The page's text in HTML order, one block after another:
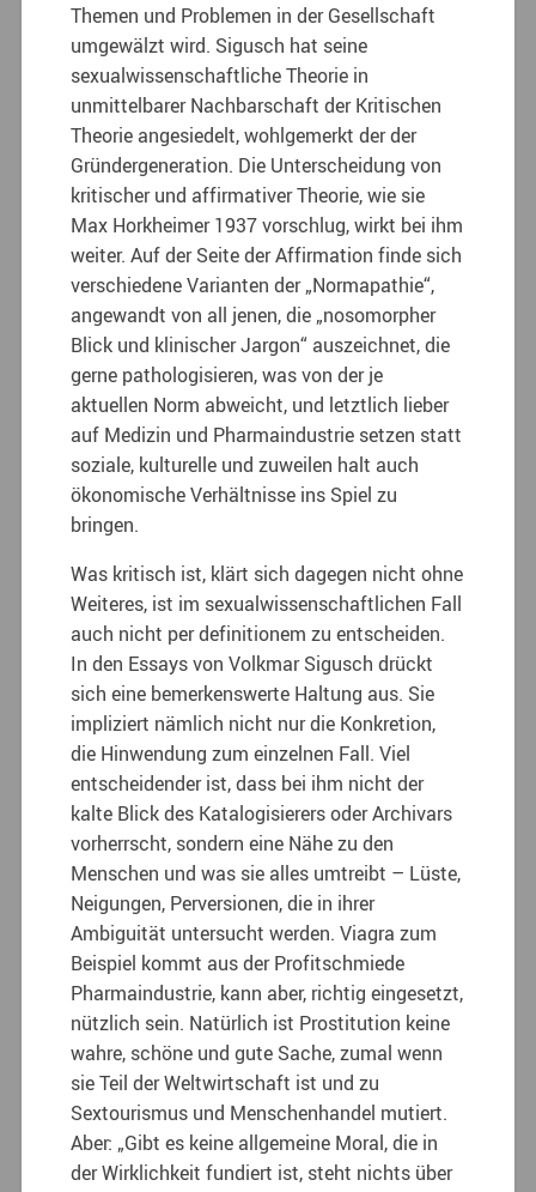
Themen und Problemen in der Gesellschaft
umgewälzt wird. Sigusch hat seine
sexualwissenschaftliche Theorie in
unmittelbarer Nachbarschaft der Kritischen
Theorie angesiedelt, wohlgemerkt der der
Gründergeneration. Die Unterscheidung von
kritischer und affirmativer Theorie, wie sie
Max Horkheimer 1937 vorschlug, wirkt bei ihm
weiter. Auf der Seite der Affirmation finde sich
verschiedene Varianten der „Normapathie“,
angewandt von all jenen, die „nosomorpher
Blick und klinischer Jargon“ auszeichnet, die
gerne pathologisieren, was von der je
aktuellen Norm abweicht, und letztlich lieber
auf Medizin und Pharmaindustrie setzen statt
soziale, kulturelle und zuweilen halt auch
ökonomische Verhältnisse ins Spiel zu
bringen.
Was kritisch ist, klärt sich dagegen nicht ohne
Weiteres, ist im sexualwissenschaftlichen Fall
auch nicht per definitionem zu entscheiden.
In den Essays von Volkmar Sigusch drückt
sich eine bemerkenswerte Haltung aus. Sie
impliziert nämlich nicht nur die Konkretion,
die Hinwendung zum einzelnen Fall. Viel
entscheidender ist, dass bei ihm nicht der
kalte Blick des Katalogisierers oder Archivars
vorherrscht, sondern eine Nähe zu den
Menschen und was sie alles umtreibt – Lüste,
Neigungen, Perversionen, die in ihrer
Ambiguität untersucht werden. Viagra zum
Beispiel kommt aus der Profitschmiede
Pharmaindustrie, kann aber, richtig eingesetzt,
nützlich sein. Natürlich ist Prostitution keine
wahre, schöne und gute Sache, zumal wenn
sie Teil der Weltwirtschaft ist und zu
Sextourismus und Menschenhandel mutiert.
Aber: „Gibt es keine allgemeine Moral, die in
der Wirklichkeit fundiert ist, steht nichts über